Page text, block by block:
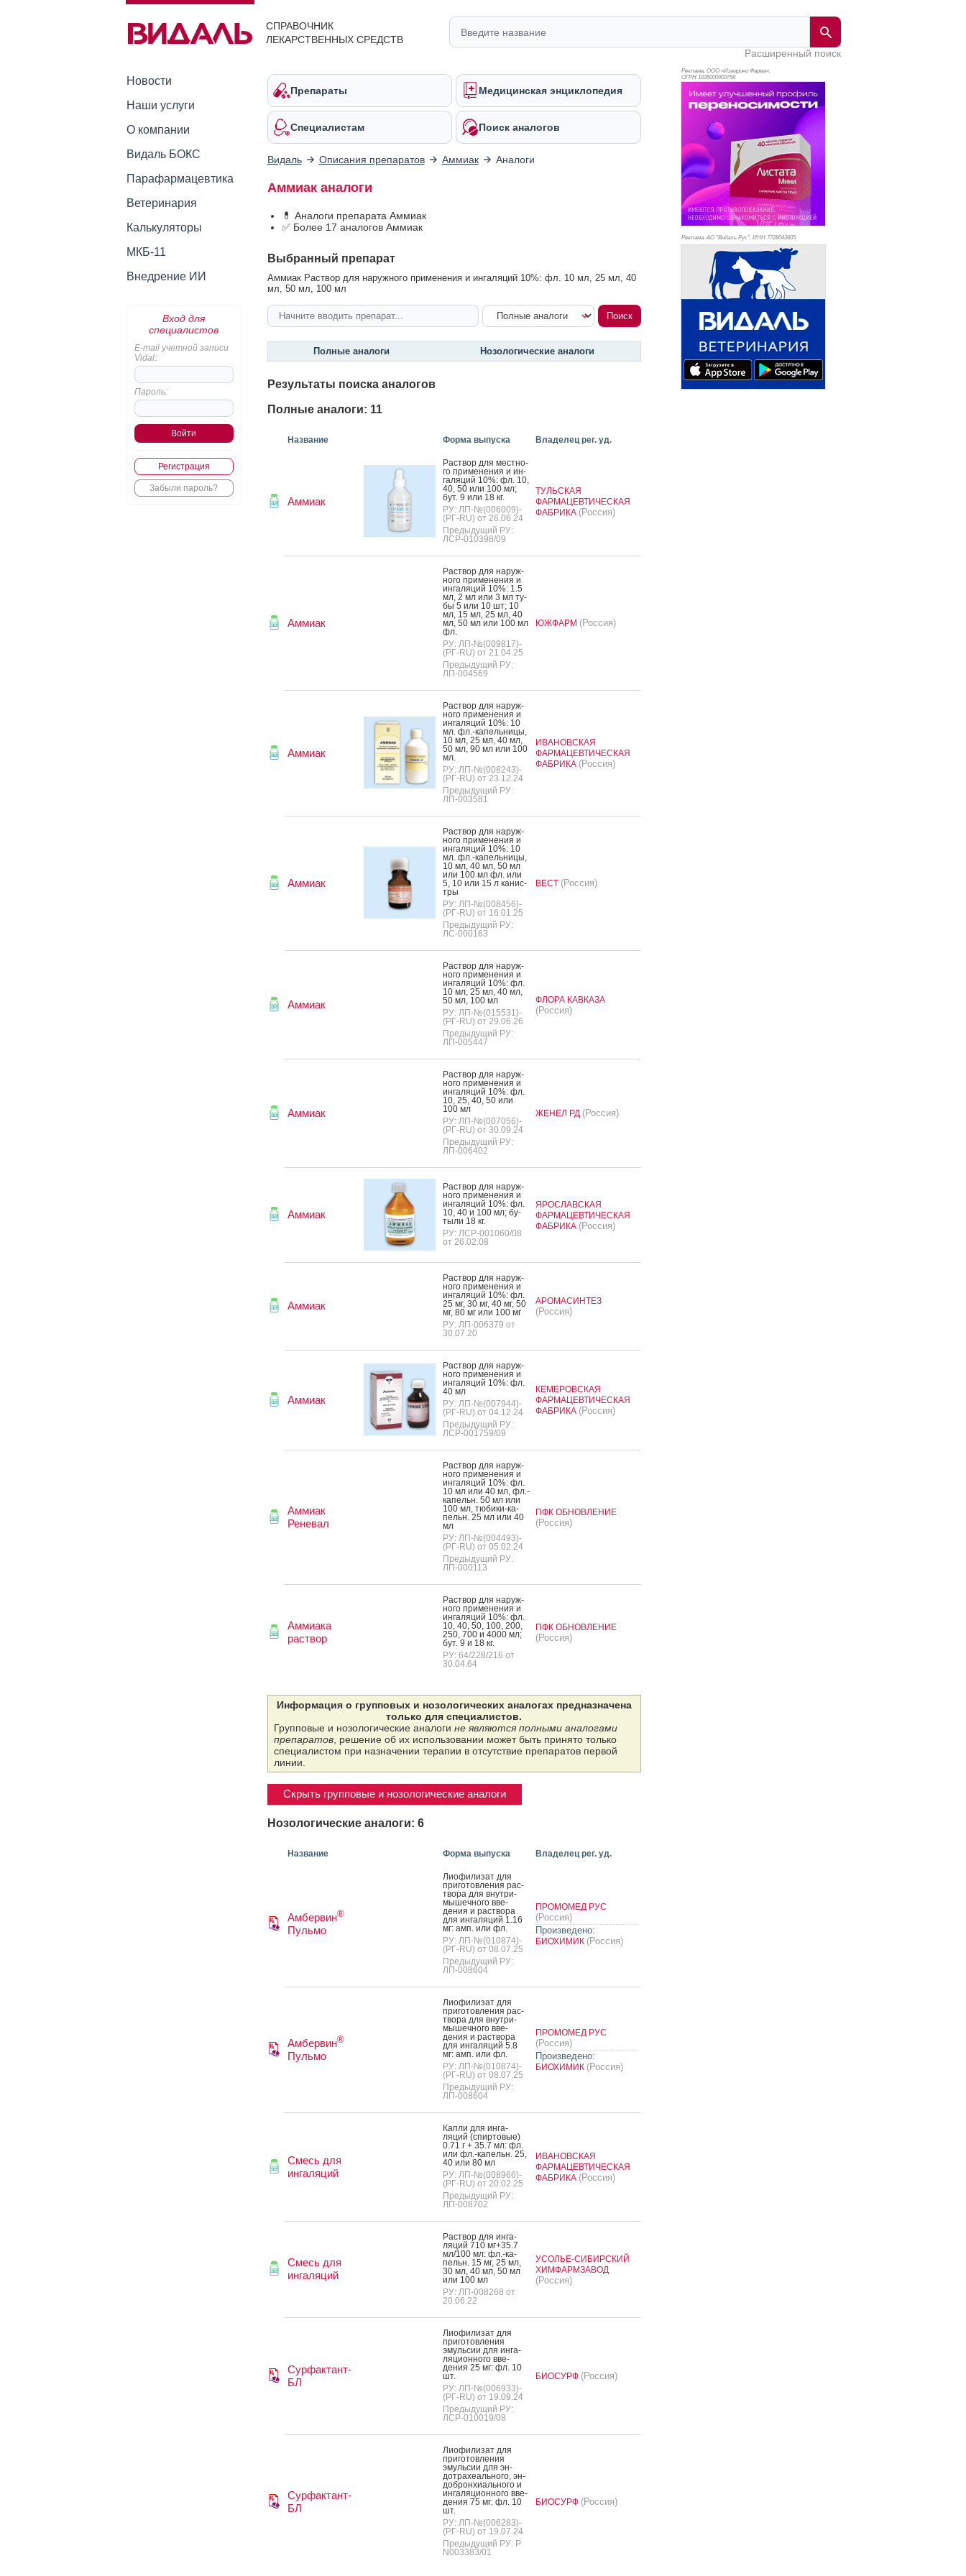
СПРАВОЧНИК
ЛЕКАРСТВЕННЫХ СРЕДСТВ
Расширенный поиск
Новости
Наши услуги
О компании
Видаль БОКС
Парафармацевтика
Ветеринария
Калькуляторы
МКБ-11
Внедрение ИИ
Вход для
специалистов
E-mail учетной записи
Vidal:
Пароль:
Регистрация
Забыли пароль?
Препараты Медицинская энциклопедия
Специалистам Поиск аналогов
Видаль Описания препаратов Аммиак Аналоги
Аммиак аналоги
💊 Аналоги препарата Аммиак
✅ Более 17 аналогов Аммиак
Выбранный препарат
Аммиак Раствор для наружного применения и ингаляций 10%: фл. 10 мл, 25 мл, 40
мл, 50 мл, 100 мл
Полные аналоги Нозологические аналоги
Результаты поиска аналогов
Полные аналоги: 11
Название Форма выпуска Владелец рег. уд.
Аммиак
Рас­твор для мес­тно­
го при­мене­ния и ин­
га­ляций 10%: фл. 10,
40, 50 или 100 мл;
бут. 9 или 18 кг.
РУ: ЛП-№(006009)-
(РГ-RU) от 26.06.24
Предыдущий РУ:
ЛСР-010398/09
ТУЛЬСКАЯ
ФАРМАЦЕВТИЧЕСКАЯ
ФАБРИКА (Россия)
Аммиак
Рас­твор для на­руж­
но­го при­мене­ния и
ин­га­ляций 10%: 1.5
мл, 2 мл или 3 мл ту­
бы 5 или 10 шт; 10
мл, 15 мл, 25 мл, 40
мл, 50 мл или 100 мл
фл.
РУ: ЛП-№(009817)-
(РГ-RU) от 21.04.25
Предыдущий РУ:
ЛП-004569
ЮЖФАРМ (Россия)
Аммиак
Рас­твор для на­руж­
но­го при­мене­ния и
ин­га­ляций 10%: 10
мл. фл.-ка­пель­ни­цы,
10 мл, 25 мл, 40 мл,
50 мл, 90 мл или 100
мл.
РУ: ЛП-№(008243)-
(РГ-RU) от 23.12.24
Предыдущий РУ:
ЛП-003581
ИВАНОВСКАЯ
ФАРМАЦЕВТИЧЕСКАЯ
ФАБРИКА (Россия)
Аммиак
Рас­твор для на­руж­
но­го при­мене­ния и
ин­га­ляций 10%: 10
мл. фл.-ка­пель­ни­цы,
10 мл, 40 мл, 50 мл
или 100 мл фл. или
5, 10 или 15 л ка­нис­
тры
РУ: ЛП-№(008456)-
(РГ-RU) от 16.01.25
Предыдущий РУ:
ЛС-000163
ВЕСТ (Россия)
Аммиак
Рас­твор для на­руж­
но­го при­мене­ния и
ин­га­ляций 10%: фл.
10 мл, 25 мл, 40 мл,
50 мл, 100 мл
РУ: ЛП-№(015531)-
(РГ-RU) от 29.06.26
Предыдущий РУ:
ЛП-005447
ФЛОРА КАВКАЗА
(Россия)
Аммиак
Рас­твор для на­руж­
но­го при­мене­ния и
ин­га­ляций 10%: фл.
10, 25, 40, 50 или
100 мл
РУ: ЛП-№(007056)-
(РГ-RU) от 30.09.24
Предыдущий РУ:
ЛП-006402
ЖЕНЕЛ РД (Россия)
Аммиак
Рас­твор для на­руж­
но­го при­мене­ния и
ин­га­ляций 10%: фл.
10, 40 и 100 мл; бу­
тыли 18 кг.
РУ: ЛСР-001060/08
от 26.02.08
ЯРОСЛАВСКАЯ
ФАРМАЦЕВТИЧЕСКАЯ
ФАБРИКА (Россия)
Аммиак
Рас­твор для на­руж­
но­го при­мене­ния и
ин­га­ляций 10%: фл.
25 мг, 30 мг, 40 мг, 50
мг, 80 мг или 100 мг
РУ: ЛП-006379 от
30.07.20
АРОМАСИНТЕЗ
(Россия)
Аммиак
Рас­твор для на­руж­
но­го при­мене­ния и
ин­га­ляций 10%: фл.
40 мл
РУ: ЛП-№(007944)-
(РГ-RU) от 04.12.24
Предыдущий РУ:
ЛСР-001759/09
КЕМЕРОВСКАЯ
ФАРМАЦЕВТИЧЕСКАЯ
ФАБРИКА (Россия)
Аммиак
Реневал
Рас­твор для на­руж­
но­го при­мене­ния и
ин­га­ляций 10%: фл.
10 мл или 40 мл, фл.-
ка­пельн. 50 мл или
100 мл, тю­бики-ка­
пельн. 25 мл или 40
мл
РУ: ЛП-№(004493)-
(РГ-RU) от 05.02.24
Предыдущий РУ:
ЛП-000113
ПФК ОБНОВЛЕНИЕ
(Россия)
Аммиака
раствор
Рас­твор для на­руж­
но­го при­мене­ния и
ин­га­ляций 10%: фл.
10, 40, 50, 100, 200,
250, 700 и 4000 мл;
бут. 9 и 18 кг.
РУ: 64/228/216 от
30.04.64
ПФК ОБНОВЛЕНИЕ
(Россия)
Информация о групповых и нозологических аналогах предназначена
только для специалистов.
Групповые и нозологические аналоги не являются полными аналогами
препаратов, решение об их использовании может быть принято только
специалистом при назначении терапии в отсутствие препаратов первой
линии.
Скрыть групповые и нозологические аналоги
Нозологические аналоги: 6
Название Форма выпуска Владелец рег. уд.
Амбервин®
Пульмо
Ли­офи­лизат для
при­готов­ле­ния рас­
тво­ра для внут­ри­
мышеч­но­го вве­
дения и рас­тво­ра
для ин­га­ляций 1.16
мг: амп. или фл.
РУ: ЛП-№(010874)-
(РГ-RU) от 08.07.25
Предыдущий РУ:
ЛП-008604
ПРОМОМЕД РУС
(Россия)
Произведено:
БИОХИМИК (Россия)
Амбервин®
Пульмо
Ли­офи­лизат для
при­готов­ле­ния рас­
тво­ра для внут­ри­
мышеч­но­го вве­
дения и рас­тво­ра
для ин­га­ляций 5.8
мг: амп. или фл.
РУ: ЛП-№(010874)-
(РГ-RU) от 08.07.25
Предыдущий РУ:
ЛП-008604
ПРОМОМЕД РУС
(Россия)
Произведено:
БИОХИМИК (Россия)
Смесь для
ингаляций
Кап­ли для ин­га­
ляций (спир­то­вые)
0.71 г + 35.7 мл: фл.
или фл.-ка­пельн. 25,
40 или 80 мл
РУ: ЛП-№(008966)-
(РГ-RU) от 20.02.25
Предыдущий РУ:
ЛП-008702
ИВАНОВСКАЯ
ФАРМАЦЕВТИЧЕСКАЯ
ФАБРИКА (Россия)
Смесь для
ингаляций
Рас­твор для ин­га­
ляций 710 мг+35.7
мл/100 мл: фл.-ка­
пельн. 15 мг, 25 мл,
30 мл, 40 мл, 50 мл
или 100 мл
РУ: ЛП-008268 от
20.06.22
УСОЛЬЕ-СИБИРСКИЙ
ХИМФАРМЗАВОД
(Россия)
Сурфактант-
БЛ
Ли­офи­лизат для
при­готов­ле­ния
эмуль­сии для ин­га­
ляци­он­но­го вве­
дения 25 мг: фл. 10
шт.
РУ: ЛП-№(006933)-
(РГ-RU) от 19.09.24
Предыдущий РУ:
ЛСР-010019/08
БИОСУРФ (Россия)
Сурфактант-
БЛ
Ли­офи­лизат для
при­готов­ле­ния
эмуль­сии для эн­
дотра­хе­аль­но­го, эн­
доброн­хи­аль­но­го и
ин­га­ляци­он­но­го вве­
дения 75 мг: фл. 10
шт.
РУ: ЛП-№(006283)-
(РГ-RU) от 19.07.24
Предыдущий РУ: Р
N003383/01
БИОСУРФ (Россия)
Реклама. ООО «Изварино Фарма»,
ОГРН 1035000900758
Реклама. АО "Видаль Рус", ИНН 7728043605